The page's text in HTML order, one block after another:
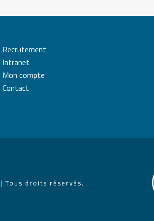
Recrutement
Intranet
Mon compte
Contact
| Tous droits réservés.